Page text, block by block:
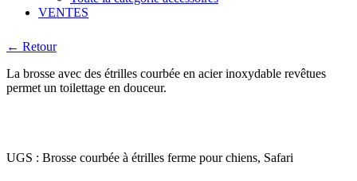
VENTES
← Retour
La brosse avec des étrilles courbée en acier inoxydable revêtues
permet un toilettage en douceur.
UGS : Brosse courbée à étrilles ferme pour chiens, Safari